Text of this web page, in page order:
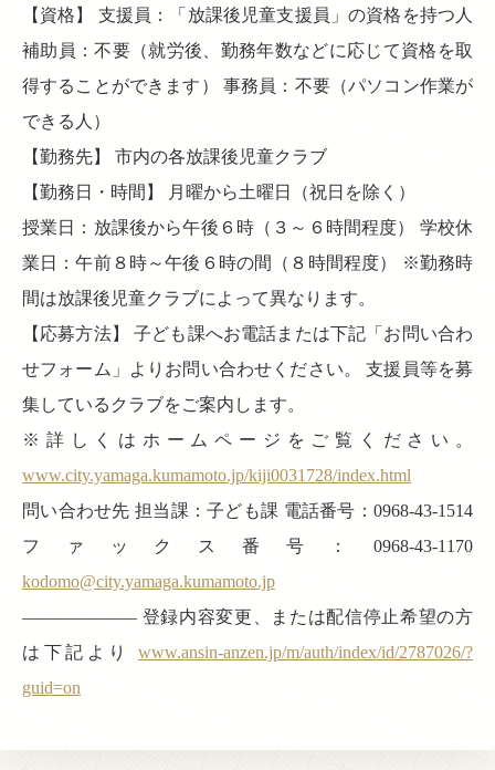
【資格】 支援員：「放課後児童支援員」の資格を持つ人
補助員：不要（就労後、勤務年数などに応じて資格を取
得することができます） 事務員：不要（パソコン作業が
できる人）
【勤務先】 市内の各放課後児童クラブ
【勤務日・時間】 月曜から土曜日（祝日を除く）
授業日：放課後から午後６時（３～６時間程度） 学校休
業日：午前８時～午後６時の間（８時間程度） ※勤務時
間は放課後児童クラブによって異なります。
【応募方法】 子ども課へお電話または下記「お問い合わ
せフォーム」よりお問い合わせください。 支援員等を募
集しているクラブをご案内します。
※詳しくはホームページをご覧ください。
www.city.yamaga.kumamoto.jp/kiji0031728/index.html
問い合わせ先 担当課：子ども課 電話番号：0968-43-1514
ファックス番号：0968-43-1170
kodomo@city.yamaga.kumamoto.jp
——————– 登録内容変更、または配信停止希望の方
は下記より www.ansin-anzen.jp/m/auth/index/id/2787026/?
guid=on